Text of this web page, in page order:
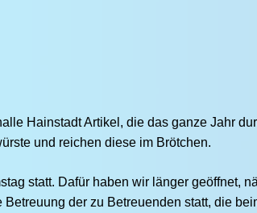
Hainstadt Artikel, die das ganze Jahr
und reichen diese im Brötchen.
statt. Dafür haben wir länger geöffnet,
der zu Betreuenden statt, die